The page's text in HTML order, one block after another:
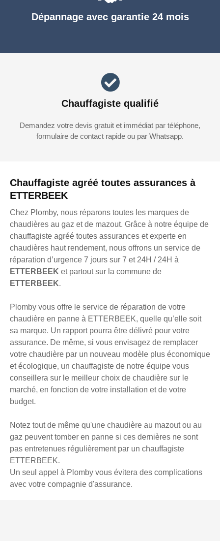
Chauffagiste agréé toutes assurances à
ETTERBEEK
Chez Plomby, nous réparons toutes les marques de
chaudières au gaz et de mazout. Grâce à notre équipe de
chauffagiste agréé toutes assurances et experte en
chaudières haut rendement, nous offrons un service de
réparation d’urgence 7 jours sur 7 et 24H / 24H à
ETTERBEEK et partout sur la commune de
ETTERBEEK.
Plomby vous offre le service de réparation de votre
chaudière en panne à ETTERBEEK, quelle qu’elle soit
sa marque. Un rapport pourra être délivré pour votre
assurance. De même, si vous envisagez de remplacer
votre chaudière par un nouveau modèle plus économique
et écologique, un chauffagiste de notre équipe vous
conseillera sur le meilleur choix de chaudière sur le
marché, en fonction de votre installation et de votre
budget.
Notez tout de même qu'une chaudière au mazout ou au
gaz peuvent tomber en panne si ces dernières ne sont
pas entretenues régulièrement par un chauffagiste
ETTERBEEK.
Un seul appel à Plomby vous évitera des complications
avec votre compagnie d'assurance.
Dépannage avec garantie 24 mois
Chauffagiste qualifié
Demandez votre devis gratuit et immédiat par téléphone,
formulaire de contact rapide ou par Whatsapp.